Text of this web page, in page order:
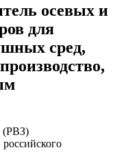
осевых и
для
сред,